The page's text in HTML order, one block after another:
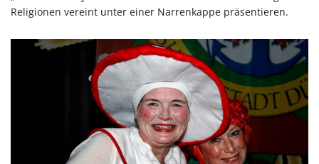
Religionen vereint unter einer Narrenkappe präsentieren.